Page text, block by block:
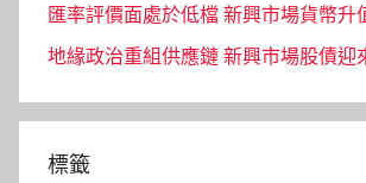
匯率評價面處於低檔 新興市場貨幣升
地緣政治重組供應鏈 新興市場股債迎
標籤